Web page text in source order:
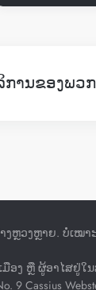
ຂອງພວກເ
ງຫຼວງຫຼາຍ. ບໍ່
ອງ ຫຼື ຜູ້ອາໄສຢູ່
Cassius